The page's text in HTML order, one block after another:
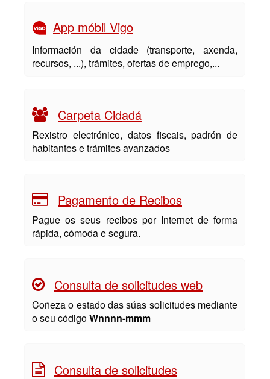
App móbil Vigo
Información da cidade (transporte, axenda,
recursos, ...), trámites, ofertas de emprego,...
Carpeta Cidadá
Rexistro electrónico, datos fiscais, padrón de
habitantes e trámites avanzados
Pagamento de Recibos
Pague os seus recibos por Internet de forma
rápida, cómoda e segura.
Consulta de solicitudes web
Coñeza o estado das súas solicitudes mediante
o seu códigoWnnnn-mmm
Consulta de solicitudes